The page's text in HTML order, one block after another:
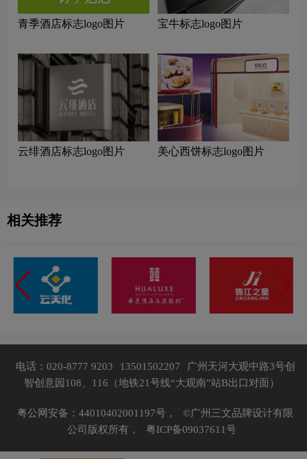
青季酒店标志logo图片 宝牛标志logo图片
云绯酒店标志logo图片 美心西饼标志logo图片
相关推荐
电话：020-8777 9203 13501502207
广州天河大观中路3号创
智创意园108、116（地铁21号线“大观南”站B出口对面）
粤公网安备：44010402001197号，
©广州三文品牌设计有限
公司版权所有，
粤ICP备09037611号